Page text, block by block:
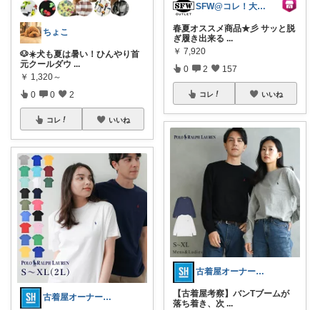
ちょこ
🐶☀️犬も夏は暑い！ひんやり首
元クールダウ ...
￥ 1,320～
0 0 2
コレ いいね
古着屋オーナーが選ぶROOM
SFW@コレ！大歓迎
春夏オススメ商品★彡 サッと脱
ぎ履き出来る ...
￥ 7,920
0 2 157
コレ いいね
古着屋オーナーが選ぶROOM
​【古着屋考察】バンTブームが
落ち着き、次 ...